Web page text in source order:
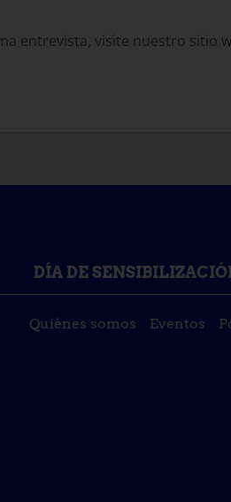
entrevista, visite nuestro
DÍA DE
Quiénes somos Eventos